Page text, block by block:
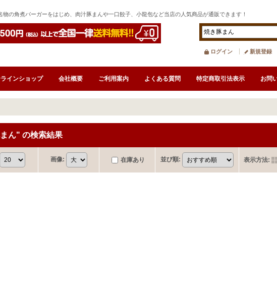
の角煮バーガーをはじめ、肉汁豚まんや一口餃子、小龍包など当店の人気商品が通販できます！
ログイン 新規登録
インショップ 会社概要 ご利用案内 よくある質問 特定商取引法表示 お問
ん" の検索結果
画像: 在庫あり 並び順: 表示方法: